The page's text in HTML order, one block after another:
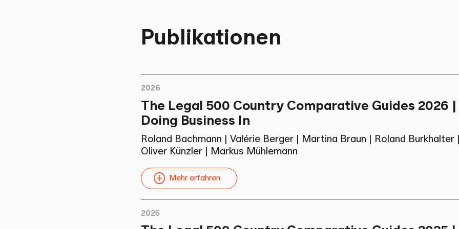
Publikationen
2026
The Legal 500 Country Comparative Guides 2026
Doing Business In
Roland Bachmann | Valérie Berger| Martina Braun | Roland Burkhalter
Oliver Künzler| Markus Mühlemann
Mehr erfahren
2025